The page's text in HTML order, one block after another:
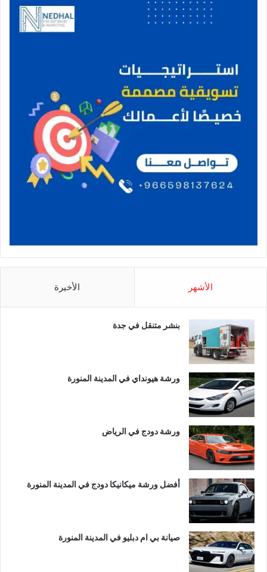
الأشهر الأخيرة
بنشر متنقل في جدة
ورشة هيونداي في المدينة المنورة
ورشة دودج في الرياض
أفضل ورشة ميكانيكا دودج في المدينة المنورة
صيانة بي ام دبليو في المدينة المنورة